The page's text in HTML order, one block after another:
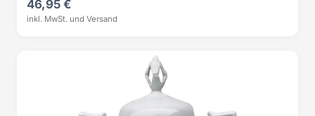
46,95 €
inkl. MwSt. und Versand